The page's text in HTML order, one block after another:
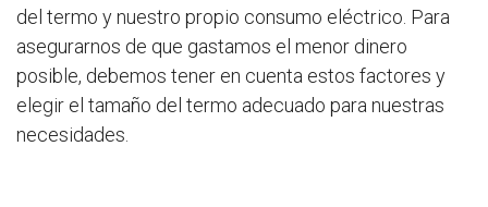
del termo y nuestro propio consumo eléctrico. Para
asegurarnos de que gastamos el menor dinero
posible, debemos tener en cuenta estos factores y
elegir el tamaño del termo adecuado para nuestras
necesidades.